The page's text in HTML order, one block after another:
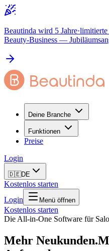
Beautinda wird 5 Jahre·limitierte
Beauty-Business —
Deine Branche
Funktionen
Preise
Login
🇩🇪DE
Kostenlos starten
Login
Menü öffnen
Kostenlos starten
Die All-in-One Software für
Mehr Neukunden.